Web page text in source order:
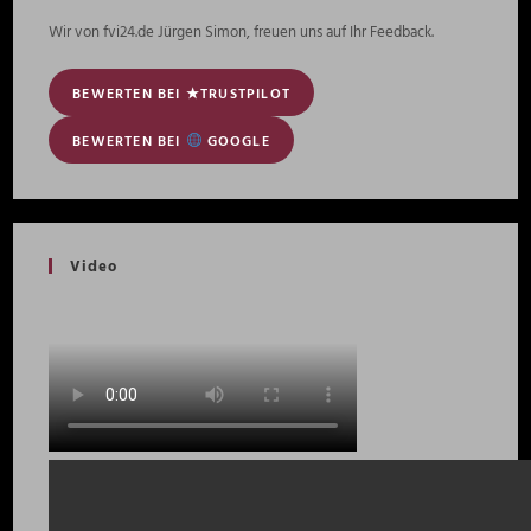
Wir von fvi24.de Jürgen Simon, freuen uns auf Ihr Feedback.
BEWERTEN BEI ★TRUSTPILOT
BEWERTEN BEI GOOGLE
Video